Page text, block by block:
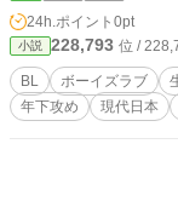
24h.ポイント 0pt
小説 228,793 位 /
BL ボーイズラブ
年下攻め
現代日本